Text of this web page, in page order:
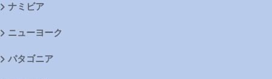
ナミビア
ニューヨーク
パタゴニア